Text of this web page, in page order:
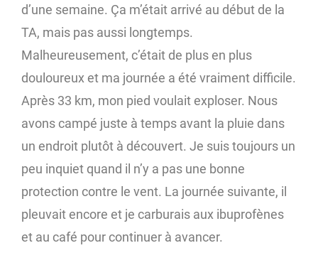
d’une semaine. Ça m’était arrivé au début de la
TA, mais pas aussi longtemps.
Malheureusement, c’était de plus en plus
douloureux et ma journée a été vraiment difficile.
Après 33 km, mon pied voulait exploser. Nous
avons campé juste à temps avant la pluie dans
un endroit plutôt à découvert. Je suis toujours un
peu inquiet quand il n’y a pas une bonne
protection contre le vent. La journée suivante, il
pleuvait encore et je carburais aux ibuprofènes
et au café pour continuer à avancer.